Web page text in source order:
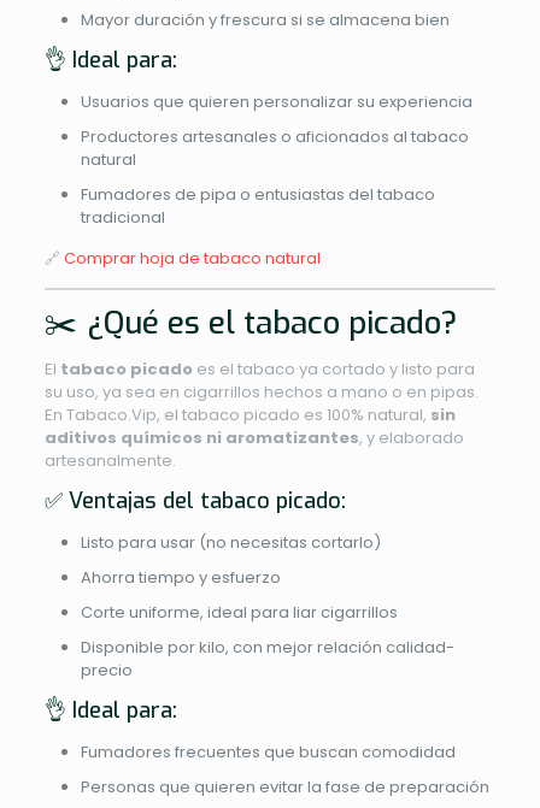
Mayor duración y frescura si se almacena bien
👌 Ideal para:
Usuarios que quieren personalizar su experiencia
Productores artesanales o aficionados al tabaco
natural
Fumadores de pipa o entusiastas del tabaco
tradicional
🔗 Comprar hoja de tabaco natural
✂️ ¿Qué es el tabaco picado?
El tabaco picado es el tabaco ya cortado y listo para
su uso, ya sea en cigarrillos hechos a mano o en pipas.
En Tabaco.Vip, el tabaco picado es 100% natural, sin
aditivos químicos ni aromatizantes, y elaborado
artesanalmente.
✅ Ventajas del tabaco picado:
Listo para usar (no necesitas cortarlo)
Ahorra tiempo y esfuerzo
Corte uniforme, ideal para liar cigarrillos
Disponible por kilo, con mejor relación calidad-
precio
👌 Ideal para:
Fumadores frecuentes que buscan comodidad
Personas que quieren evitar la fase de preparación